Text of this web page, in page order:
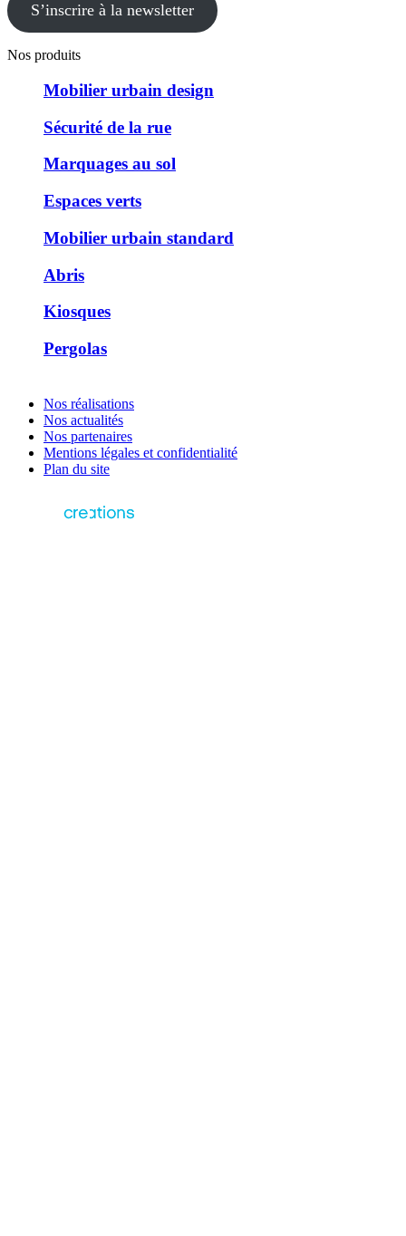
S’inscrire à la newsletter
Nos produits
Mobilier urbain design
Sécurité de la rue
Marquages au sol
Espaces verts
Mobilier urbain standard
Abris
Kiosques
Pergolas
Nos réalisations
Nos actualités
Nos partenaires
Mentions légales et confidentialité
Plan du site